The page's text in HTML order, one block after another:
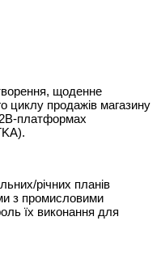
щоденне
циклу продажів магазину
платформах
річних планів
з промисловими
їх виконання для